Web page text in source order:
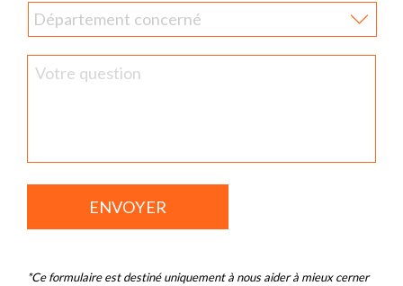
Département
concerné
Sans
titre
*Ce formulaire est destiné uniquement à nous aider à mieux cerner